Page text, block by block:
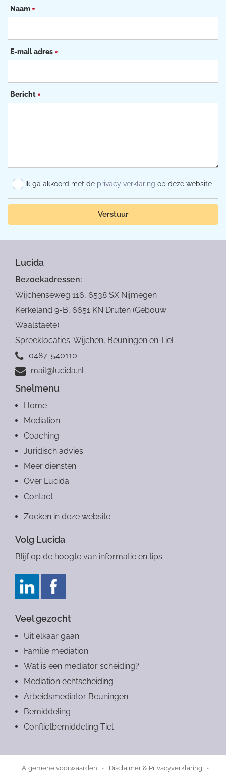
Naam *
E-mail adres *
Bericht *
Ik ga akkoord met de privacy verklaring op deze website
Verstuur
Lucida
Bezoekadressen:
Wijchenseweg 116, 6538 SX Nijmegen
Kerkeland 9-B, 6651 KN Druten (Gebouw
Waalstaete)
Spreeklocaties: Wijchen, Beuningen en Tiel
0487-540110
mail@lucida.nl
Snelmenu
Home
Mediation
Coaching
Juridisch advies
Meer diensten
Over Lucida
Contact
Zoeken in deze website
Volg Lucida
Blijf op de hoogte van informatie en tips.
Veel gezocht
Uit elkaar gaan
Familie mediation
Wat is een mediator scheiding?
Mediation echtscheiding
Arbeidsmediator Beuningen
Bemiddeling
Conflictbemiddeling Tiel
Algemene voorwaarden • Disclaimer & Privacyverklaring •